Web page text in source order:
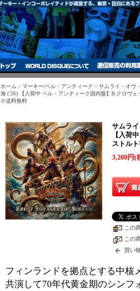
ホーム > マーキー/ベル・アンティーク > サムライ・オヴ
海 ('26) 【入荷中 ベル・アンティーク国内盤】B.クロヴ
※送料無料
サムラ
【入荷
ストル
3,200円(
この
この
買い
フィンランドを拠点とする中核
共演して70年代黄金期のシンフ